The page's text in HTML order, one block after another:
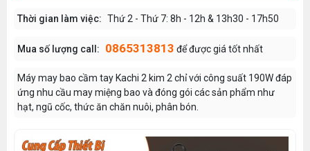
Thời gian làm việc: Thứ 2 - Thứ 7: 8h - 12h & 13h30 - 17h50
Mua số lượng call: 0865313813 để được giá tốt nhất
Máy may bao cầm tay Kachi 2 kim 2 chỉ với công suất 190W đáp
ứng nhu cầu may miệng bao và đóng gói các sản phẩm như
hạt, ngũ cốc, thức ăn chăn nuôi, phân bón.